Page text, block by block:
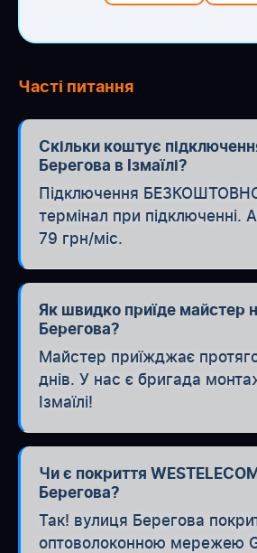
Часті питання
Скільки коштує
Берегова в Ізмаїлі?
Підключення
термінал при підключенні.
79 грн/міс.
Як швидко приїде майстер
Берегова?
Майстер приїжджає
днів. У нас є бригада
Ізмаїлі!
Чи є покриття
Берегова?
Так! вулиця Берегова
оптоволоконною мережею